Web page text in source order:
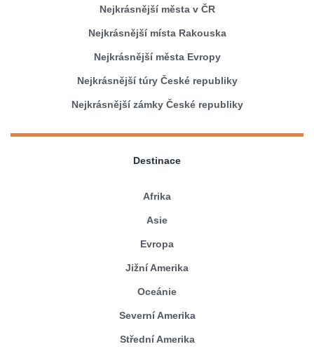
Nejkrásnější města v ČR
Nejkrásnější místa Rakouska
Nejkrásnější města Evropy
Nejkrásnější túry České republiky
Nejkrásnější zámky České republiky
Destinace
Afrika
Asie
Evropa
Jižní Amerika
Oceánie
Severní Amerika
Střední Amerika